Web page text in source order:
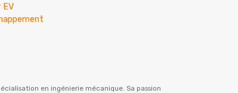
EV
en ingénierie mécanique. Sa passion